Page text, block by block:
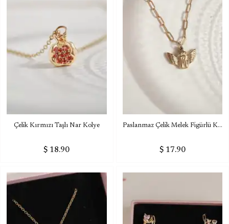
Çelik Kırmızı Taşlı Nar Kolye
$ 18.90
Paslanmaz Çelik Melek Figürlü Kolye
$ 17.90